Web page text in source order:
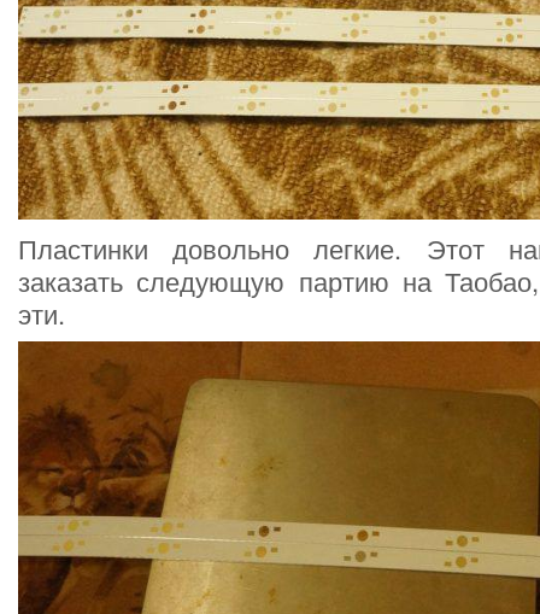
Пластинки довольно легкие. Этот
заказать следующую партию на
эти.